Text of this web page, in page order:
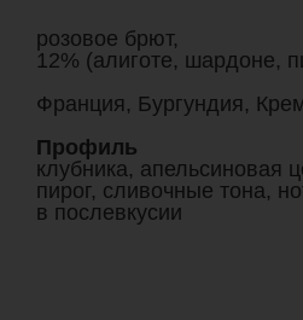
розовое брют,
12% (алиготе, шардоне,
Франция, Бургундия,
Профиль
клубника, апельсиновая
пирог, сливочные тона,
в послевкусии